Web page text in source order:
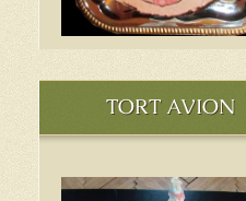
TORT AVION